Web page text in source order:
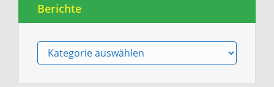
Berichte
Berichte